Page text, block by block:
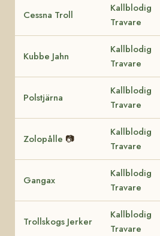
Cessna Troll
Kallblodig
Travare
Kubbe Jahn
Kallblodig
Travare
Polstjärna
Kallblodig
Travare
Zolopålle 📷
Kallblodig
Travare
Gangax
Kallblodig
Travare
Trollskogs Jerker
Kallblodig
Travare